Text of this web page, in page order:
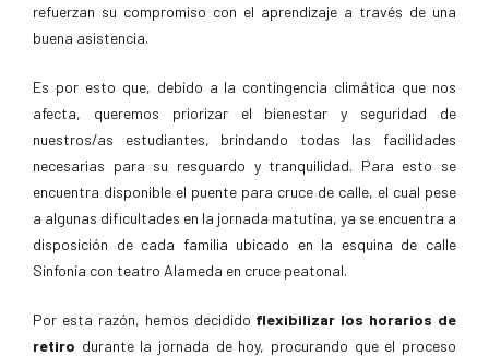
refuerzan su compromiso con el aprendizaje a través de una
buena asistencia.
Es por esto que, debido a la contingencia climática que nos
afecta, queremos priorizar el bienestar y seguridad de
nuestros/as estudiantes, brindando todas las facilidades
necesarias para su resguardo y tranquilidad. Para esto se
encuentra disponible el puente para cruce de calle, el cual pese
a algunas dificultades en la jornada matutina, ya se encuentra a
disposición de cada familia ubicado en la esquina de calle
Sinfonía con teatro Alameda en cruce peatonal.
Por esta razón, hemos decidido flexibilizar los horarios de
retiro durante la jornada de hoy, procurando que el proceso